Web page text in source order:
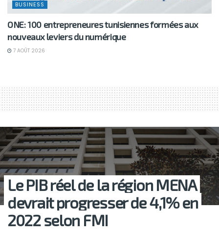
BUSINESS
ONE: 100 entrepreneures tunisiennes formées aux
nouveaux leviers du numérique
7 AOÛT 2026
Le PIB réel de la région MENA
devrait progresser de 4,1% en
2022 selon FMI